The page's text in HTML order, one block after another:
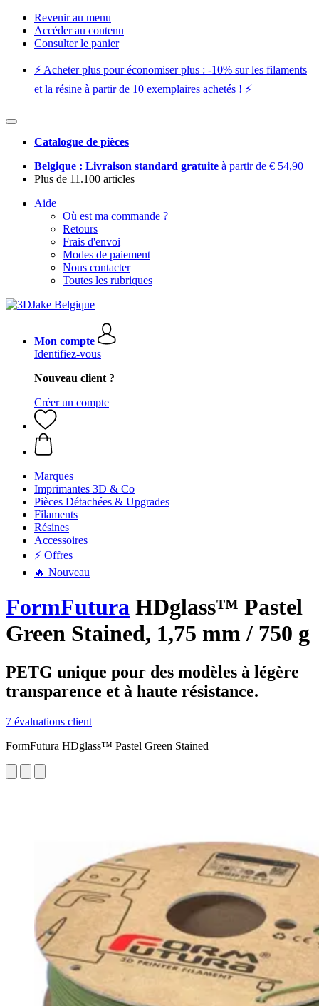
Revenir au menu
Accéder au contenu
Consulter le panier
⚡️ Acheter plus pour économiser plus : -10% sur les filaments
et la résine à partir de 10 exemplaires achetés ! ⚡️
Catalogue de pièces
Belgique : Livraison standard gratuite à partir de € 54,90
Plus de 11.100 articles
Aide
Où est ma commande ?
Retours
Frais d'envoi
Modes de paiement
Nous contacter
Toutes les rubriques
Mon compte
Identifiez-vous
Nouveau client ?
Créer un compte
Marques
Imprimantes 3D & Co
Pièces Détachées & Upgrades
Filaments
Résines
Accessoires
⚡ Offres
🔥 Nouveau
FormFutura HDglass™ Pastel
Green Stained, 1,75 mm / 750 g
PETG unique pour des modèles à légère
transparence et à haute résistance.
7 évaluations client
FormFutura HDglass™ Pastel Green Stained